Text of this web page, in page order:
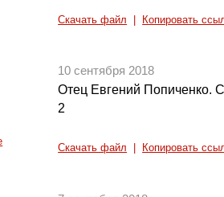
Скачать файл Копировать
10 сентября 2018
Отец Евгений Попиченко.
2
Скачать файл Копировать